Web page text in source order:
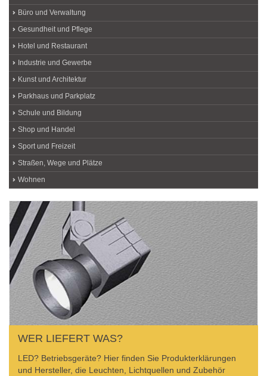
Büro und Verwaltung
Gesundheit und Pflege
Hotel und Restaurant
Industrie und Gewerbe
Kunst und Architektur
Parkhaus und Parkplatz
Schule und Bildung
Shop und Handel
Sport und Freizeit
Straßen, Wege und Plätze
Wohnen
WER LIEFERT WAS?
LED? Betriebsgeräte? Hier finden Sie Produkterklärungen
und Hersteller, die Leuchten, Lichtquellen und Zubehör